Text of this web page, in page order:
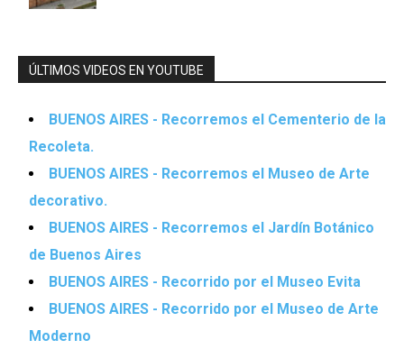
ÚLTIMOS VIDEOS EN YOUTUBE
BUENOS AIRES - Recorremos el Cementerio de la
Recoleta.
BUENOS AIRES - Recorremos el Museo de Arte
decorativo.
BUENOS AIRES - Recorremos el Jardín Botánico
de Buenos Aires
BUENOS AIRES - Recorrido por el Museo Evita
BUENOS AIRES - Recorrido por el Museo de Arte
Moderno